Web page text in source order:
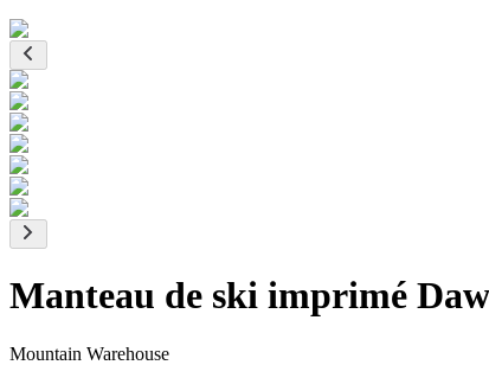
Manteau de ski imprimé
Mountain Warehouse